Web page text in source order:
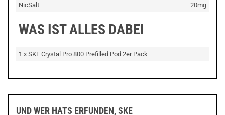
NicSalt
20mg
WAS IST ALLES DABEI
1 x SKE Crystal Pro 800 Prefilled Pod 2er Pack
UND WER HATS ERFUNDEN, SKE